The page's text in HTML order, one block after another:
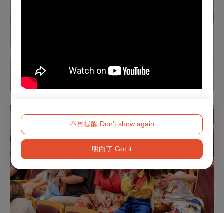
不再提醒 Don't show again
明白了 Got it